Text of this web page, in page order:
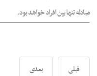
مبادله تنها بین افراد خواهد بود.
قبلی بعدی